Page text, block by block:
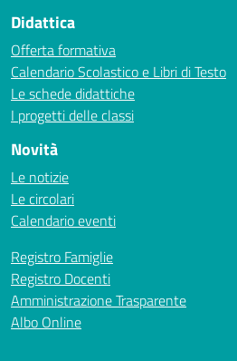
Didattica
Offerta formativa
Calendario Scolastico e Libri di Testo
Le schede didattiche
I progetti delle classi
Novità
Le notizie
Le circolari
Calendario eventi
Registro Famiglie
Registro Docenti
Amministrazione Trasparente
Albo Online